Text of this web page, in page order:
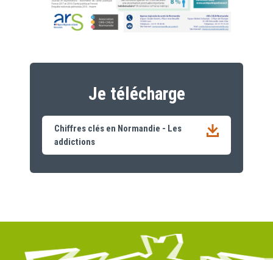
Je télécharge
Chiffres clés en Normandie - Les
addictions